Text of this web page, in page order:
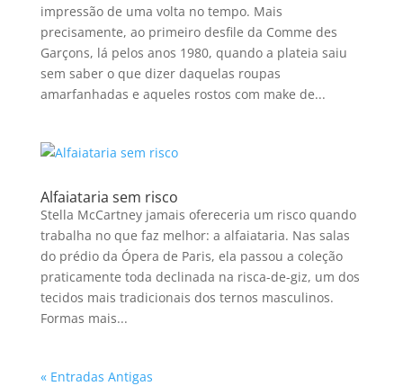
impressão de uma volta no tempo. Mais
precisamente, ao primeiro desfile da Comme des
Garçons, lá pelos anos 1980, quando a plateia saiu
sem saber o que dizer daquelas roupas
amarfanhadas e aqueles rostos com make de...
Alfaiataria sem risco
Stella McCartney jamais ofereceria um risco quando
trabalha no que faz melhor: a alfaiataria. Nas salas
do prédio da Ópera de Paris, ela passou a coleção
praticamente toda declinada na risca-de-giz, um dos
tecidos mais tradicionais dos ternos masculinos.
Formas mais...
« Entradas Antigas